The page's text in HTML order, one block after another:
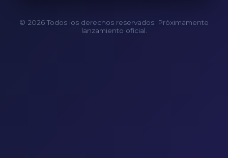
© 2026 Todos los derechos reservados. Próximamente
lanzamiento oficial.